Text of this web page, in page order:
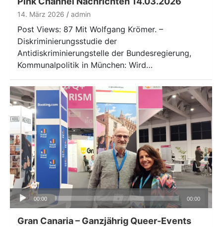
14. März 2026 admin
Post Views: 87 Mit Wolfgang Krömer. –
Diskriminierungsstudie der
Antidiskriminierungstelle der Bundesregierung,
Kommunalpolitik in München: Wird…
Audio-
Player
00:00 00:00
Gran Canaria – Ganzjährig Queer-Events